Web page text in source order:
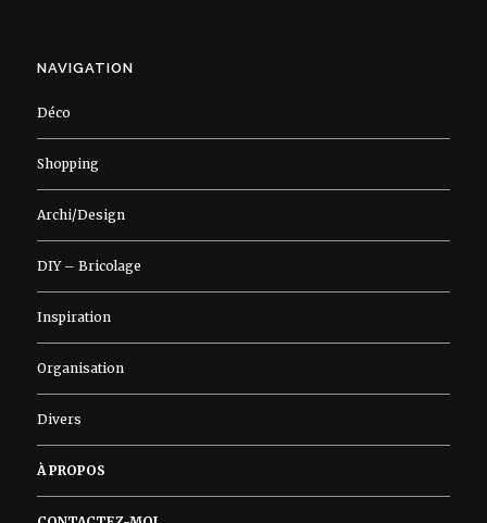
NAVIGATION
Déco
Shopping
Archi/Design
DIY – Bricolage
Inspiration
Organisation
Divers
À PROPOS